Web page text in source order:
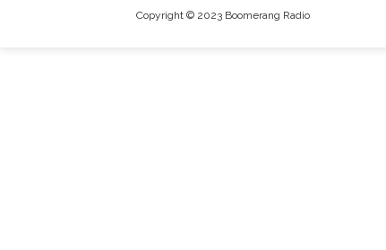
Copyright © 2023 Boomerang Radio